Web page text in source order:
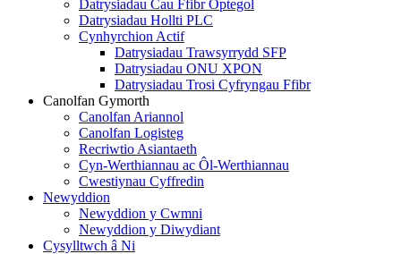
Datrysiadau Cau Ffibr Optegol
Datrysiadau Hollti PLC
Cynhyrchion Actif
Datrysiadau Trawsyrrydd SFP
Datrysiadau ONU XPON
Datrysiadau Trosi Cyfryngau Ffibr
Canolfan Gymorth
Canolfan Ariannol
Canolfan Logisteg
Recriwtio Asiantaeth
Cyn-Werthiannau ac Ôl-Werthiannau
Cwestiynau Cyffredin
Newyddion
Newyddion y Cwmni
Newyddion y Diwydiant
Cysylltwch â Ni